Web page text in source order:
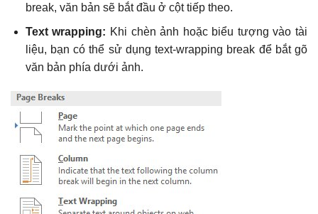
break, văn bản sẽ bắt đầu ở cột tiếp theo.
Text wrapping: Khi chèn ảnh hoặc biểu tượng vào tài
liệu, bạn có thể sử dụng text-wrapping break để bắt gõ
văn bản phía dưới ảnh.